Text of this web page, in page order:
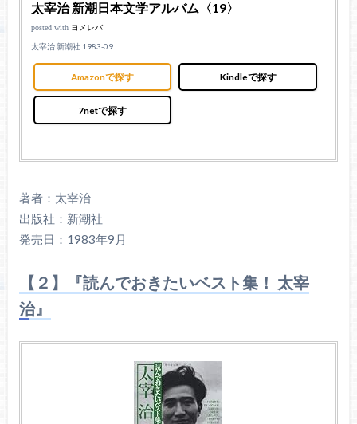
太宰治 新潮日本文学アルバム〈19〉
posted with ヨメレバ
太宰治 新潮社 1983-09
Amazonで探す Kindleで探す
7netで探す
著者：太宰治
出版社：新潮社
発売日：1983年9月
【２】『読んでおきたいベスト集！ 太宰
治』